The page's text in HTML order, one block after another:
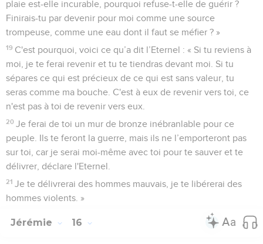
plaie est-elle incurable, pourquoi refuse-t-elle de guérir ?
Finirais-tu par devenir pour moi comme une source
trompeuse, comme une eau dont il faut se méfier ? »
19 C'est pourquoi, voici ce qu’a dit l’Eternel : « Si tu reviens à
moi, je te ferai revenir et tu te tiendras devant moi. Si tu
sépares ce qui est précieux de ce qui est sans valeur, tu
seras comme ma bouche. C'est à eux de revenir vers toi, ce
n'est pas à toi de revenir vers eux.
20 Je ferai de toi un mur de bronze inébranlable pour ce
peuple. Ils te feront la guerre, mais ils ne l’emporteront pas
sur toi, car je serai moi-même avec toi pour te sauver et te
délivrer, déclare l'Eternel.
21 Je te délivrerai des hommes mauvais, je te libérerai des
hommes violents. »
Jérémie 16